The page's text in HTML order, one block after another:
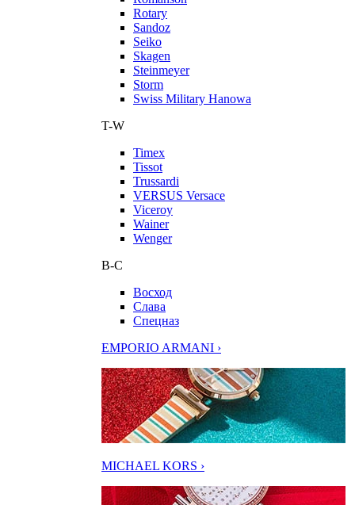
Rotary
Sandoz
Seiko
Skagen
Steinmeyer
Storm
Swiss Military Hanowa
T-W
Timex
Tissot
Trussardi
VERSUS Versace
Viceroy
Wainer
Wenger
В-С
Восход
Слава
Спецназ
EMPORIO ARMANI ›
MICHAEL KORS ›